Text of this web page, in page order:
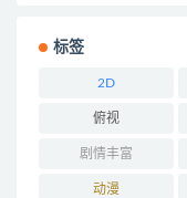
标签
2D
俯视
剧情丰富
动漫